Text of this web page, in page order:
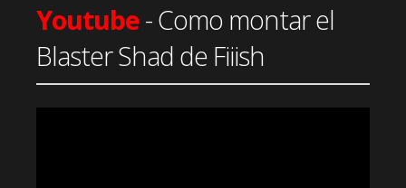
Youtube- Como montar el
Blaster Shad de Fiiish